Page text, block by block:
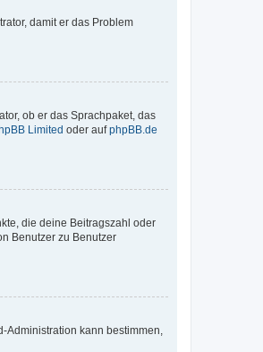
damit er das Problem
ob er das Sprachpaket, das
Limited oder aufphpBB.de
die deine Beitragszahl oder
Benutzer zu Benutzer
kann bestimmen,